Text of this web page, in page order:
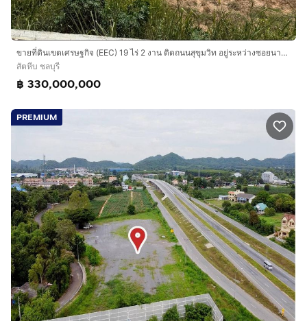
ขายที่ดินเขตเศรษฐกิจ (EEC) 19 ไร่ 2 งาน ติดถนนสุขุมวิท อยู่ระหว่างซอยนาจอมเทียน 50 และ 52 ต.นาจอมเทียน อ.สัตหีบ จ.ชลบุรี
สัตหีบ ชลบุรี
฿ 330,000,000
PREMIUM